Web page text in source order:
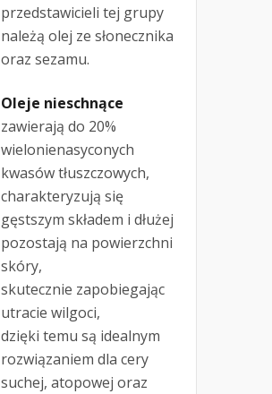
przedstawicieli tej grupy
należą olej ze słonecznika
oraz sezamu.
Oleje nieschnące
zawierają do 20%
wielonienasyconych
kwasów tłuszczowych,
charakteryzują się
gęstszym składem i dłużej
pozostają na powierzchni
skóry,
skutecznie zapobiegając
utracie wilgoci,
dzięki temu są idealnym
rozwiązaniem dla cery
suchej, atopowej oraz